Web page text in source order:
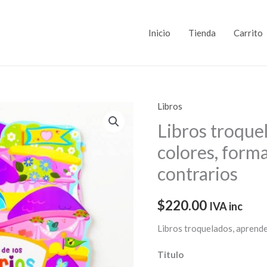
Inicio Tienda Carrito
Libros
Libros
colores,
contrarios
$220.00 IVA inc
Libros troquelados,
Titulo
Libros
troquelados,
aprende
colores,
formas,
y